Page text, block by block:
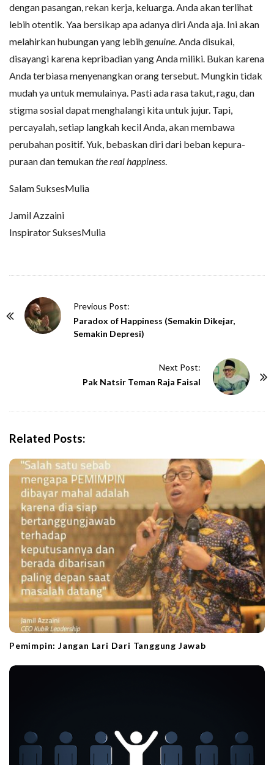
dengan pasangan, rekan kerja, keluarga. Anda akan terlihat
lebih otentik. Yaa bersikap apa adanya diri Anda aja. Ini akan
melahirkan hubungan yang lebihgenuine. Anda disukai,
disayangi karena kepribadian yang Anda miliki. Bukan karena
Anda terbiasa menyenangkan orang tersebut. Mungkin tidak
mudah ya untuk memulainya. Pasti ada rasa takut, ragu, dan
stigma sosial dapat menghalangi kita untuk jujur. Tapi,
percayalah, setiap langkah kecil Anda, akan membawa
perubahan positif. Yuk, bebaskan diri dari beban kepura-
puraan dan temukanthe real happiness.
Salam SuksesMulia
Jamil Azzaini
Inspirator SuksesMulia
Previous Post:
Paradox of Happiness (Semakin Dikejar,
Semakin Depresi)
Next Post:
Pak Natsir Teman Raja Faisal
Related Posts:
Pemimpin: Jangan Lari Dari Tanggung Jawab